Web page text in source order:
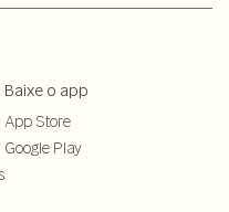
Baixe o app
App Store
Google Play